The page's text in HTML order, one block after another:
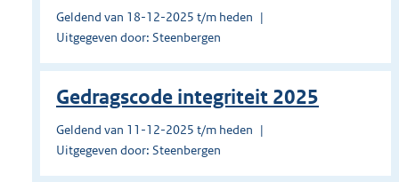
Geldend van 18-12-2025 t/m heden
Uitgegeven door: Steenbergen
Gedragscode integriteit 2025
Geldend van 11-12-2025 t/m heden
Uitgegeven door: Steenbergen